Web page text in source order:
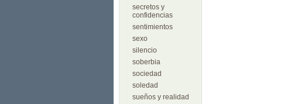
secretos y
confidencias
sentimientos
sexo
silencio
soberbia
sociedad
soledad
sueños y realidad